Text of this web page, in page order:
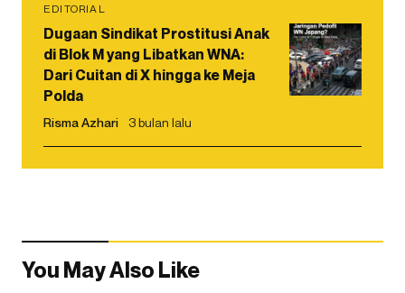
EDITORIAL
Dugaan Sindikat Prostitusi Anak
di Blok M yang Libatkan WNA:
Dari Cuitan di X hingga ke Meja
Polda
Risma Azhari 3 bulan lalu
You May Also Like